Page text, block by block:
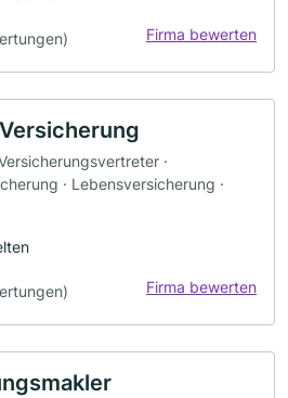
Firma bewerten
·
· Lebensversicherung ·
Firma bewerten